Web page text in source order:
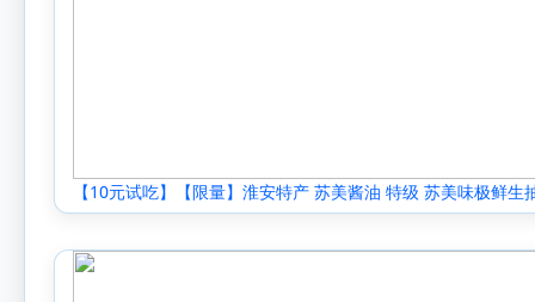
【10元试吃】【限量】淮安特产 苏美酱油 特级 苏美味极鲜生